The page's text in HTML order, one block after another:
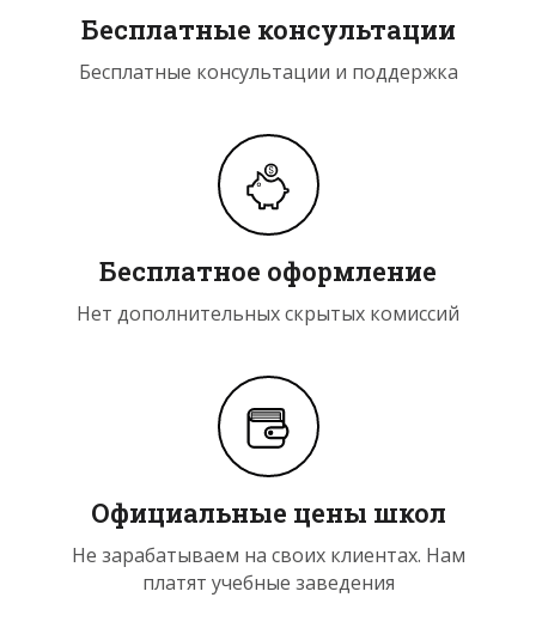
Бесплатные консультации
Бесплатные консультации и поддержка
Бесплатное оформление
Нет дополнительных скрытых комиссий
Официальные цены школ
Не зарабатываем на своих клиентах. Нам
платят учебные заведения